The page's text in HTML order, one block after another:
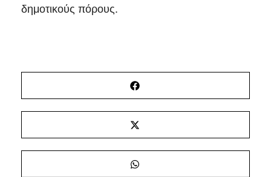
δημοτικούς πόρους.